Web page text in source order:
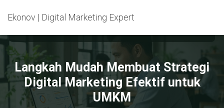
Ekonov | Digital Marketing Expert
Langkah Mudah Membuat Strategi
Digital Marketing Efektif untuk
UMKM